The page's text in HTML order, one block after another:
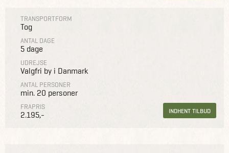
TRANSPORTFORM
Tog
ANTAL DAGE
5 dage
UDREJSE
Valgfri by i Danmark
ANTAL PERSONER
min. 20 personer
FRAPRIS
2.195,- INDHENT TILBUD